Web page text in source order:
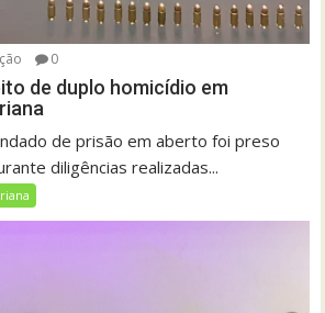
0
de duplo homicídio em
de prisão em aberto foi preso
diligências realizadas...